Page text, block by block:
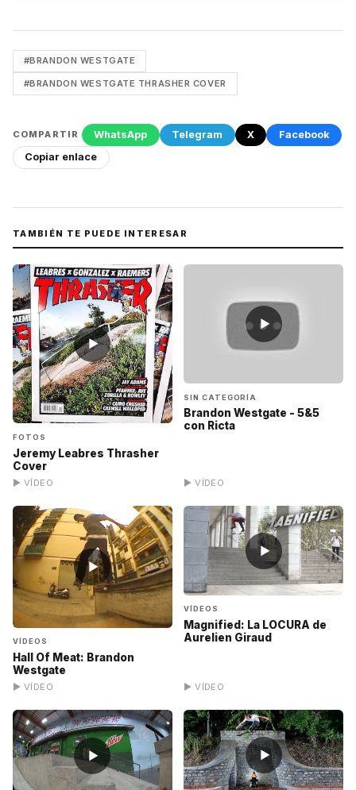
#BRANDON WESTGATE
#BRANDON WESTGATE THRASHER COVER
COMPARTIR WhatsApp Telegram X
Facebook
Copiar enlace
TAMBIÉN TE PUEDE INTERESAR
▶
FOTOS
Jeremy Leabres Thrasher
Cover
▶ VÍDEO
▶
SIN CATEGORÍA
Brandon Westgate - 5&5
con Ricta
▶ VÍDEO
▶
VÍDEOS
Hall Of Meat: Brandon
Westgate
▶ VÍDEO
▶
VÍDEOS
Magnified: La LOCURA de
Aurelien Giraud
▶ VÍDEO
▶ ▶